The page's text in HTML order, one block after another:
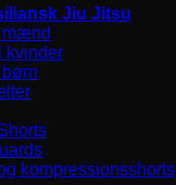
Jiu Jitsu
mænd
kvinder
kompressionsshorts